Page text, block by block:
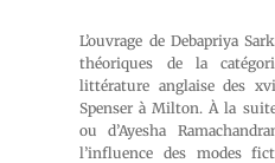
L’ouvrage de Debapriya
théoriques de la
littérature anglaise des xvi
Spenser à Milton. À la
ou d’Ayesha
l’influence des modes